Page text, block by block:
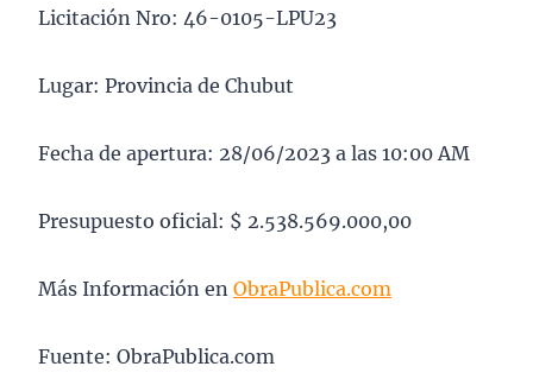
Licitación Nro: 46-0105-LPU23
Lugar: Provincia de Chubut
Fecha de apertura: 28/06/2023 a las 10:00 AM
Presupuesto oficial: $ 2.538.569.000,00
Más Información en ObraPublica.com
Fuente: ObraPublica.com